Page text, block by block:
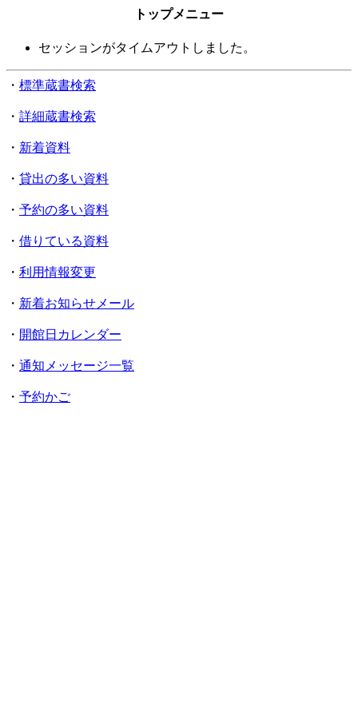
トップメニュー
セッションがタイムアウトしました。
・ 標準蔵書検索
・ 詳細蔵書検索
・ 新着資料
・ 貸出の多い資料
・ 予約の多い資料
・ 借りている資料
・ 利用情報変更
・ 新着お知らせメール
・ 開館日カレンダー
・ 通知メッセージ一覧
・ 予約かご